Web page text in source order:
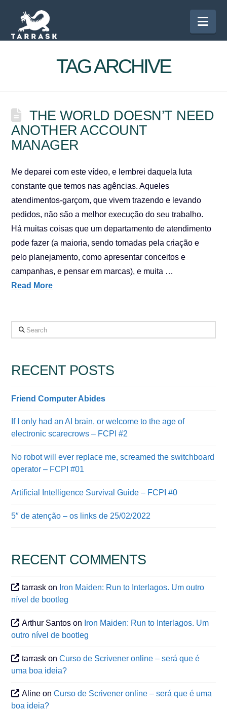
TAG ARCHIVE
THE WORLD DOESN’T NEED
ANOTHER ACCOUNT
MANAGER
Me deparei com este vídeo, e lembrei daquela luta
constante que temos nas agências. Aqueles
atendimentos-garçom, que vivem trazendo e levando
pedidos, não são a melhor execução do seu trabalho.
Há muitas coisas que um departamento de atendimento
pode fazer (a maioria, sendo tomadas pela criação e
pelo planejamento, como apresentar conceitos e
campanhas, e pensar em marcas), e muita …
Read More
Search
RECENT POSTS
Friend Computer Abides
If I only had an AI brain, or welcome to the age of
electronic scarecrows – FCPI #2
No robot will ever replace me, screamed the switchboard
operator – FCPI #01
Artificial Intelligence Survival Guide – FCPI #0
5″ de atenção – os links de 25/02/2022
RECENT COMMENTS
tarrask on Iron Maiden: Run to Interlagos. Um outro
nível de bootleg
Arthur Santos on Iron Maiden: Run to Interlagos. Um
outro nível de bootleg
tarrask onCurso de Scrivener online – será que é
uma boa ideia?
Aline onCurso de Scrivener online – será que é uma
boa ideia?